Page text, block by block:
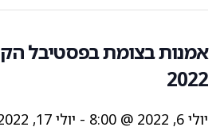
אמנות בצומת בפסטיבל
2022
יולי 6, 2022 @ 8:00 - יולי 17, 2022 @ 17:00